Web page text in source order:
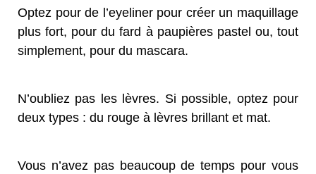
Optez pour de l’eyeliner pour créer un maquillage
plus fort, pour du fard à paupières pastel ou, tout
simplement, pour du mascara.
N’oubliez pas les lèvres. Si possible, optez pour
deux types : du rouge à lèvres brillant et mat.
Vous n’avez pas beaucoup de temps pour vous